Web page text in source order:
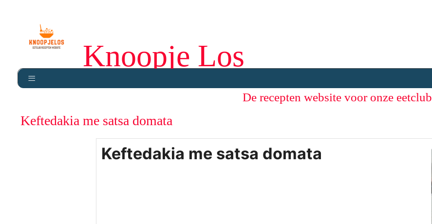
Knoopje Los
De recepten website voor onze eetclub
Keftedakia me satsa domata
Keftedakia me satsa domata